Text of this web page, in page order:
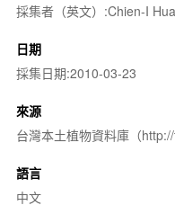
採集者（英文）:Chien-I
日期
採集日期:2010-03-23
來源
台灣本土植物資料庫（
語言
中文